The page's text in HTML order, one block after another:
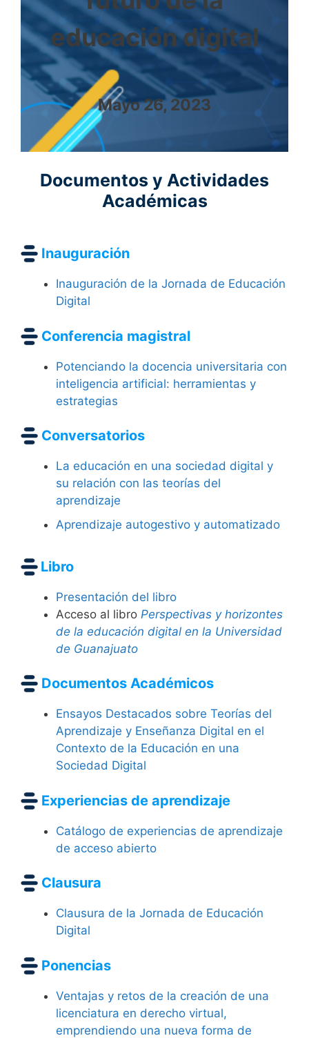
educación digital
Mayo 26, 2023
Documentos y Actividades
Académicas
Inauguración
Inauguración de la Jornada de Educación
Digital
Conferencia magistral
Potenciando la docencia universitaria con
inteligencia artificial: herramientas y
estrategias
Conversatorios
La educación en una sociedad digital y
su relación con las teorías del
aprendizaje
Aprendizaje autogestivo y automatizado
Libro
Presentación del libro
Acceso al libro Perspectivas y horizontes
de la educación digital en la Universidad
de Guanajuato
Documentos Académicos
Ensayos Destacados sobre Teorías del
Aprendizaje y Enseñanza Digital en el
Contexto de la Educación en una
Sociedad Digital
Experiencias de aprendizaje
Catálogo de experiencias de aprendizaje
de acceso abierto
Clausura
Clausura de la Jornada de Educación
Digital
Ponencias
Ventajas y retos de la creación de una
licenciatura en derecho virtual,
emprendiendo una nueva forma de